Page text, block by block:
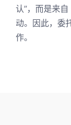
认”，而是来
动。因此，委
作。